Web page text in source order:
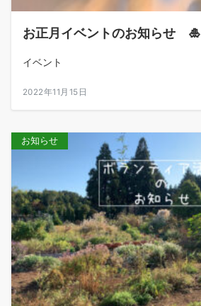
お正月イベントのお知らせ 🎍
イベント
2022年11月15日
お知らせ